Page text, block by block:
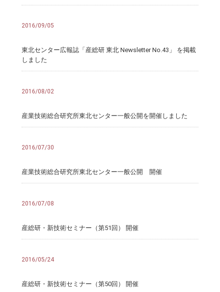
2016/09/05
東北センター広報誌「産総研 東北 Newsletter No.43」 を掲載
しました
2016/08/02
産業技術総合研究所東北センター一般公開を開催しました
2016/07/30
産業技術総合研究所東北センター一般公開 開催
2016/07/08
産総研・新技術セミナー（第51回） 開催
2016/05/24
産総研・新技術セミナー（第50回） 開催